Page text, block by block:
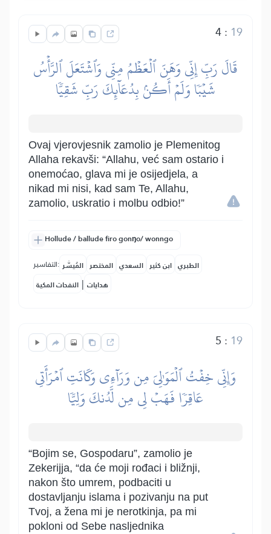
4: 19
قَالَ رَبِّ إِنِّي وَهَنَ ٱلۡعَظۡمُ مِنِّي وَٱشۡتَعَلَ ٱلرَّأۡسُ
شَيۡبٗا وَلَمۡ أَكُنۢ بِدُعَآئِكَ رَبِّ شَقِيّٗا
Ovaj vjerovjesnik zamolio je Plemenitog
Allaha rekavši: “Allahu, već sam ostario i
onemoćao, glava mi je osijedjela, a
nikad mi nisi, kad sam Te, Allahu,
zamolio, uskratio i molbu odbio!”
Hollude / ballude firo gonŋo/ wonngo
التفاسير: المُيسَّر المختصر السعدي ابن كثير الطبري
النفحات المكية | هدايات
5 : 19
وَإِنِّي خِفۡتُ ٱلۡمَوَٰلِيَ مِن وَرَآءِي وَكَانَتِ ٱمۡرَأَتِي
عَاقِرٗا فَهَبۡ لِي مِن لَّدُنكَ وَلِيّٗا
“Bojim se, Gospodaru”, zamolio je
Zekerijja, “da će moji rođaci i bližnji,
nakon što umrem, podbaciti u
dostavljanju islama i pozivanju na put
Tvoj, a žena mi je nerotkinja, pa mi
pokloni od Sebe nasljednika